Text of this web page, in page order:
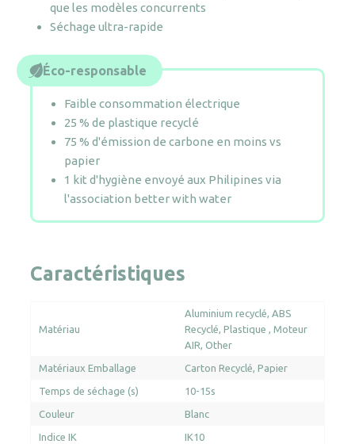
que les modèles concurrents
Séchage ultra-rapide
Éco-responsable
Faible consommation électrique
25 % de plastique recyclé
75 % d'émission de carbone en moins vs
papier
1 kit d'hygiène envoyé aux Philipines via
l'association better with water
Caractéristiques
Matériau
Aluminium recyclé ABS
Recyclé Plastique
Moteur
AIR Other
Matériaux Emballage Carton Recyclé Papier
Temps de séchage (s) 10-15s
Couleur Blanc
Indice IK IK10